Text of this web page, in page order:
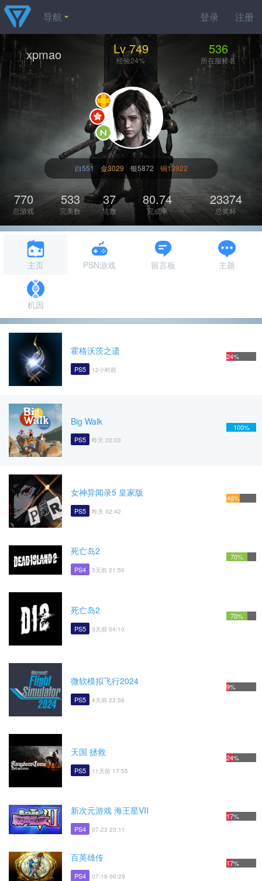
登录 注册
导航
xpmao Lv 749
经验24%
536
所在服排名
白551 金3029 银5872 铜13922
770
总游戏
533
完美数
37
坑数
80.74
完成率
23374
总奖杯
主页 PSN游戏 留言板 主题
机因
霍格沃茨之遗
PS5 12小时前
24%
Big Walk
PS5 昨天 22:03
100%
女神异闻录5 皇家版
PS5 昨天 02:42
46%
死亡岛2
PS4 3天前 21:50
70%
死亡岛2
PS5 3天前 04:10
70%
微软模拟飞行2024
PS5 4天前 23:56
9%
天国 拯救
PS5 11天前 17:55
24%
新次元游戏 海王星VII
PS4 07-23 23:11
17%
百英雄传
PS4 07-19 00:29
17%